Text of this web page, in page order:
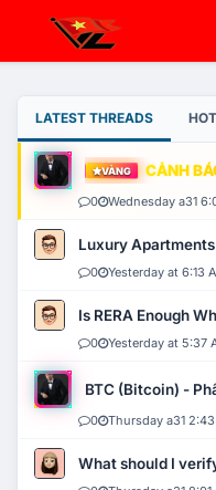
LATEST THREADS
VÀNG CẢNH
0 Wednesday a31
Luxury
0 Yesterday at 6:13
Is RERA Enough
0 Yesterday at 5:37
BTC (Bitcoin) -
0 Thursday a31 2:43
What should I